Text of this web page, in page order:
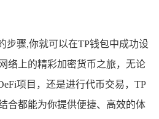
步骤,你就可以在TP钱包中成功设
络上的精彩加密货币之旅，无论
项目，还是进行代币交易，TP
合都能为你提供便捷、高效的体